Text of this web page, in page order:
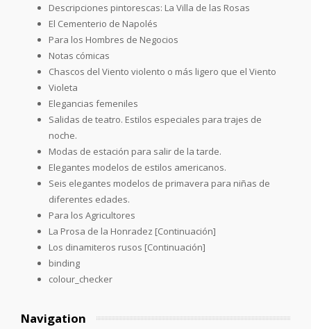
Descripciones pintorescas: La Villa de las Rosas
El Cementerio de Napolés
Para los Hombres de Negocios
Notas cómicas
Chascos del Viento violento o más ligero que el Viento
Violeta
Elegancias femeniles
Salidas de teatro. Estilos especiales para trajes de
noche.
Modas de estación para salir de la tarde.
Elegantes modelos de estilos americanos.
Seis elegantes modelos de primavera para niñas de
diferentes edades.
Para los Agricultores
La Prosa de la Honradez [Continuación]
Los dinamiteros rusos [Continuación]
binding
colour_checker
Navigation